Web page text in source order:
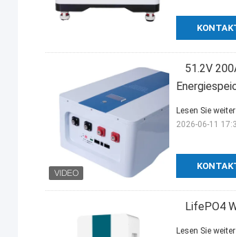
51.2V
Lesen Sie weiter
2026-06-11
LifePO4
Lesen Sie weiter